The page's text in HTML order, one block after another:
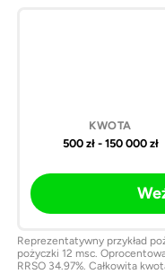
500 zł - 150 000 zł
Reprezentatywny przykład
pożyczki 12 msc.
RRSO 34.97%. Całkowita